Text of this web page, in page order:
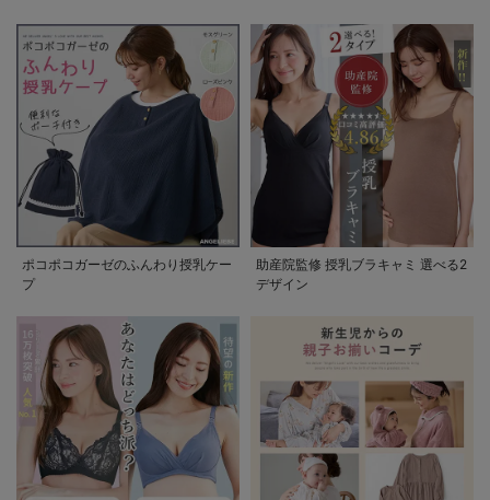
ポコポコガーゼのふんわり授乳ケー
プ
助産院監修 授乳ブラキャミ 選べる2
デザイン